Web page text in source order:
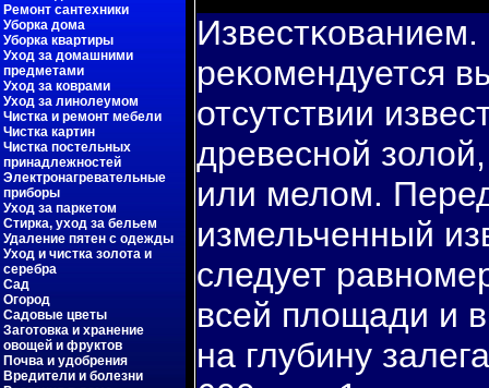
Ремонт сантехники
Уборка дома
Уборка квартиры
Уход за домашними
предметами
Уход за коврами
Уход за линолеумом
Чистка и ремонт мебели
Чистка картин
Чистка постельных
принадлежностей
Электронагревательные
приборы
Уход за паркетом
Стирка, уход за бельем
Удаление пятен с одежды
Уход и чистка золота и
серебра
Сад
Огород
Садовые цветы
Заготовка и хранение
овощей и фруктов
Почва и удобрения
Вредители и болезни
реκомендуется
отсутствии
древесной
или мелом.
измельченный
следует
всей площади и
на глубину